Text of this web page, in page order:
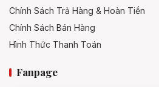
Chính Sách Trả Hàng & Hoàn Tiền
Chính Sách Bán Hàng
Hình Thức Thanh Toán
Fanpage